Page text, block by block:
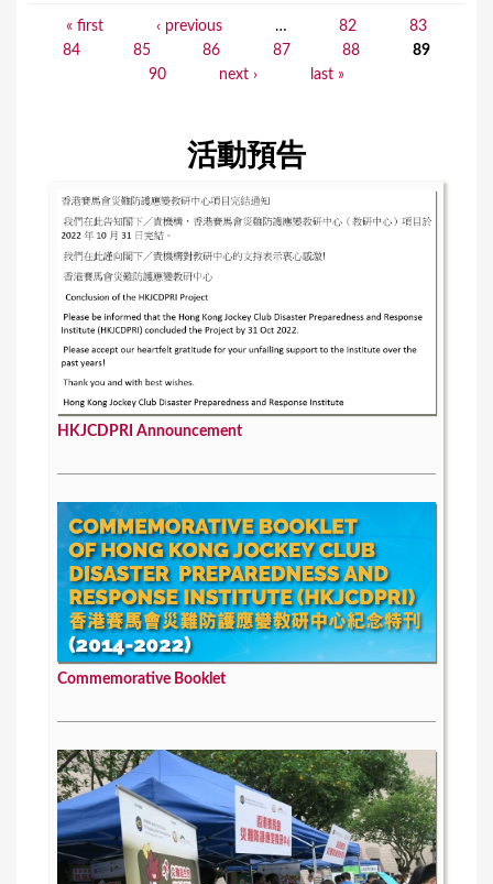
« first ‹ previous … 82
83
84
85 86 87 88
89
90
next › last »
活動預告
HKJCDPRI Announcement
Commemorative Booklet